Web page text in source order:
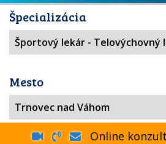
Špecializácia
Mesto
Online